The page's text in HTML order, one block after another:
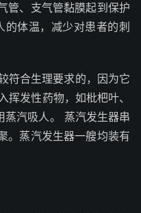
管、支气管黏膜起到保护
体温，减少对患者的刺
符合生理要求的，因为它
发性药物，如枇杷叶、
蒸汽吸人。 蒸汽发生器串
。蒸汽发生器一艘均装有